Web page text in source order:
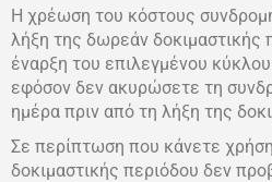
Η χρέωση του κόστους
λήξη της δωρεάν δοκιμαστικής
έναρξη του επιλεγμένου
εφόσον δεν ακυρώσετε τη
ημέρα πριν από τη λήξη της
Σε περίπτωση που κάνετε
δοκιμαστικής περιόδου δεν